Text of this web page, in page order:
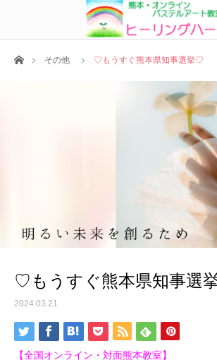
ホームその他 ♡もうすぐ熊本県知事選挙♡
♡もうすぐ熊本県知事選
2024.03.21
【全国オンライン・対面熊本教室】